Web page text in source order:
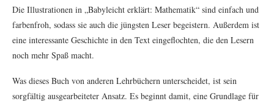
Die Illustrationen in „Babyleicht erklärt: Mathematik“ sind einfach und
farbenfroh, sodass sie auch die jüngsten Leser begeistern. Außerdem ist
eine interessante Geschichte in den Text eingeflochten, die den Lesern
noch mehr Spaß macht.
Was dieses Buch von anderen Lehrbüchern unterscheidet, ist sein
sorgfältig ausgearbeiteter Ansatz. Es beginnt damit, eine Grundlage für